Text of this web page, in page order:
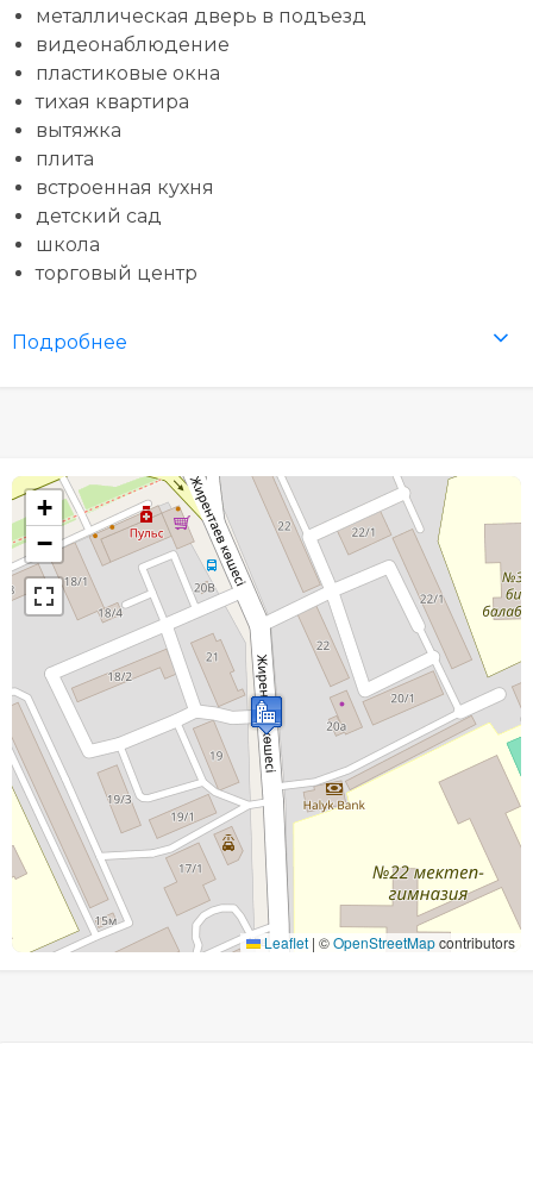
металлическая дверь в подъезд
видеонаблюдение
пластиковые окна
тихая квартира
вытяжка
плита
встроенная кухня
детский сад
школа
торговый центр
Подробнее
+
−
Leaflet | ©OpenStreetMapcontributors